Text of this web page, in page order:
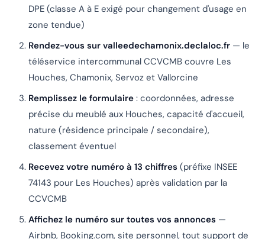
DPE (classe A à E exigé pour changement d'usage en
zone tendue)
Rendez-vous sur valleedechamonix.declaloc.fr — le
téléservice intercommunal CCVCMB couvre Les
Houches, Chamonix, Servoz et Vallorcine
Remplissez le formulaire : coordonnées, adresse
précise du meublé aux Houches, capacité d'accueil,
nature (résidence principale / secondaire),
classement éventuel
Recevez votre numéro à 13 chiffres (préfixe INSEE
74143 pour Les Houches) après validation par la
CCVCMB
Affichez le numéro sur toutes vos annonces —
Airbnb, Booking.com, site personnel, tout support de